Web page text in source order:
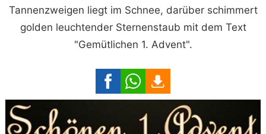
Tannenzweigen liegt im Schnee, darüber schimmert
golden leuchtender Sternenstaub mit dem Text
"Gemütlichen 1. Advent".